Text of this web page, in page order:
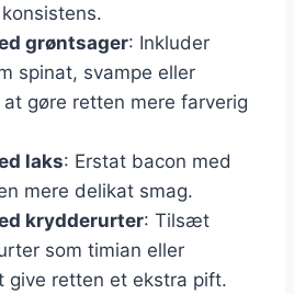
grøntsager: Inkluder
spinat, svampe eller
gøre retten mere farverig
laks: Erstat bacon med
mere delikat smag.
krydderurter: Tilsæt
som timian eller
give retten et ekstra pift.